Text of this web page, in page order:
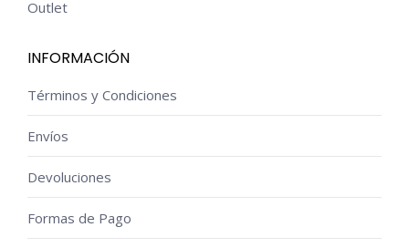
Outlet
INFORMACIÓN
Términos y Condiciones
Envíos
Devoluciones
Formas de Pago